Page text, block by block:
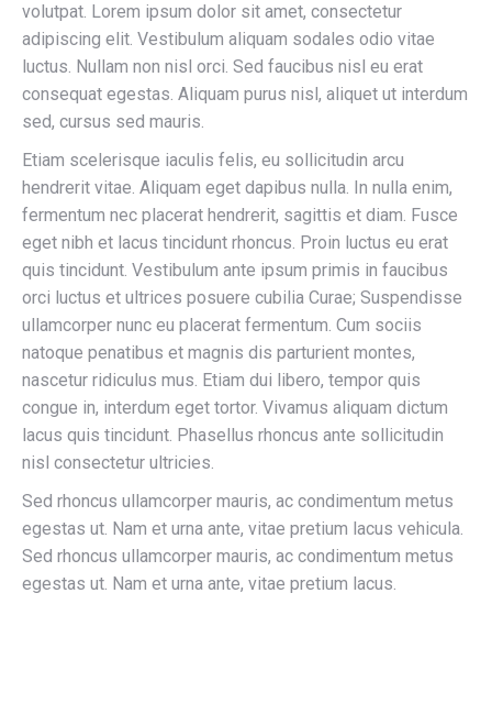
volutpat. Lorem ipsum dolor sit amet, consectetur
adipiscing elit. Vestibulum aliquam sodales odio vitae
luctus. Nullam non nisl orci. Sed faucibus nisl eu erat
consequat egestas. Aliquam purus nisl, aliquet ut interdum
sed, cursus sed mauris.
Etiam scelerisque iaculis felis, eu sollicitudin arcu
hendrerit vitae. Aliquam eget dapibus nulla. In nulla enim,
fermentum nec placerat hendrerit, sagittis et diam. Fusce
eget nibh et lacus tincidunt rhoncus. Proin luctus eu erat
quis tincidunt. Vestibulum ante ipsum primis in faucibus
orci luctus et ultrices posuere cubilia Curae; Suspendisse
ullamcorper nunc eu placerat fermentum. Cum sociis
natoque penatibus et magnis dis parturient montes,
nascetur ridiculus mus. Etiam dui libero, tempor quis
congue in, interdum eget tortor. Vivamus aliquam dictum
lacus quis tincidunt. Phasellus rhoncus ante sollicitudin
nisl consectetur ultricies.
Sed rhoncus ullamcorper mauris, ac condimentum metus
egestas ut. Nam et urna ante, vitae pretium lacus vehicula.
Sed rhoncus ullamcorper mauris, ac condimentum metus
egestas ut. Nam et urna ante, vitae pretium lacus.